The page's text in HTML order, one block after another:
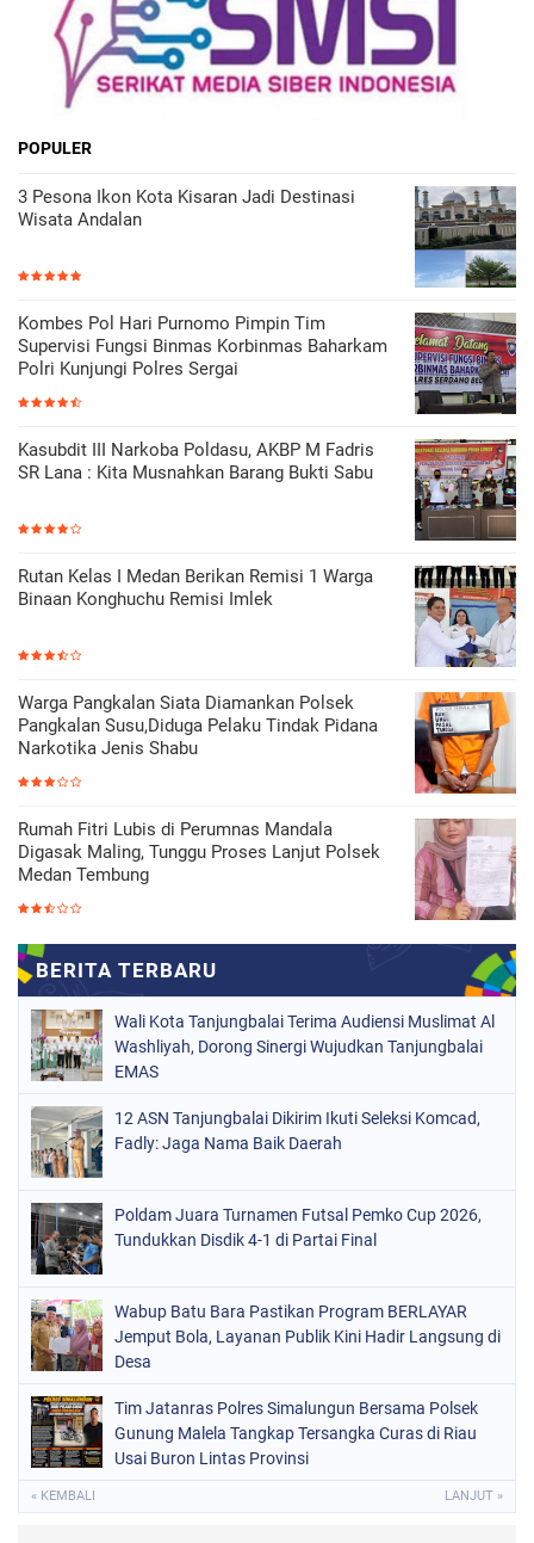
POPULER
3 Pesona Ikon Kota Kisaran Jadi Destinasi
Wisata Andalan
Kombes Pol Hari Purnomo Pimpin Tim
Supervisi Fungsi Binmas Korbinmas Baharkam
Polri Kunjungi Polres Sergai
Kasubdit III Narkoba Poldasu, AKBP M Fadris
SR Lana : Kita Musnahkan Barang Bukti Sabu
Rutan Kelas I Medan Berikan Remisi 1 Warga
Binaan Konghuchu Remisi Imlek
Warga Pangkalan Siata Diamankan Polsek
Pangkalan Susu,Diduga Pelaku Tindak Pidana
Narkotika Jenis Shabu
Rumah Fitri Lubis di Perumnas Mandala
Digasak Maling, Tunggu Proses Lanjut Polsek
Medan Tembung
Wali Kota Tanjungbalai Terima Audiensi Muslimat Al
Washliyah, Dorong Sinergi Wujudkan Tanjungbalai
EMAS
12 ASN Tanjungbalai Dikirim Ikuti Seleksi Komcad,
Fadly: Jaga Nama Baik Daerah
Poldam Juara Turnamen Futsal Pemko Cup 2026,
Tundukkan Disdik 4-1 di Partai Final
Wabup Batu Bara Pastikan Program BERLAYAR
Jemput Bola, Layanan Publik Kini Hadir Langsung di
Desa
Tim Jatanras Polres Simalungun Bersama Polsek
Gunung Malela Tangkap Tersangka Curas di Riau
Usai Buron Lintas Provinsi
« KEMBALI LANJUT »